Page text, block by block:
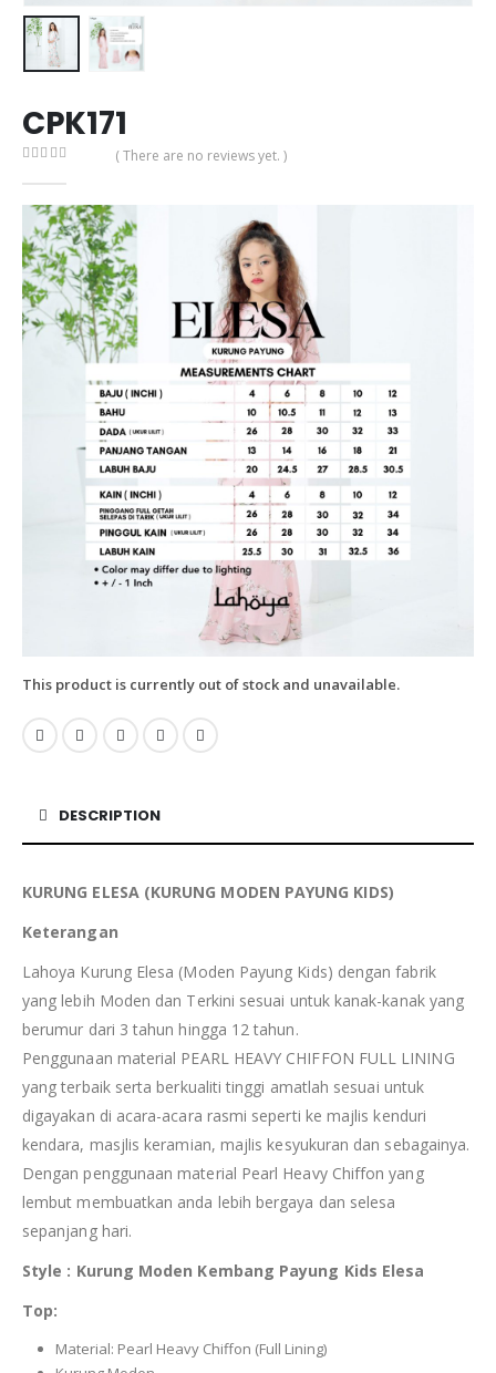
CPK171
( There are no reviews yet. )
This product is currently out of stock and unavailable.
DESCRIPTION
KURUNG ELESA (KURUNG MODEN PAYUNG KIDS)
Keterangan
Lahoya Kurung Elesa (Moden Payung Kids) dengan fabrik
yang lebih Moden dan Terkini sesuai untuk kanak-kanak yang
berumur dari 3 tahun hingga 12 tahun.
Penggunaan material PEARL HEAVY CHIFFON FULL LINING
yang terbaik serta berkualiti tinggi amatlah sesuai untuk
digayakan di acara-acara rasmi seperti ke majlis kenduri
kendara, masjlis keramian, majlis kesyukuran dan sebagainya.
Dengan penggunaan material Pearl Heavy Chiffon yang
lembut membuatkan anda lebih bergaya dan selesa
sepanjang hari.
Style : Kurung Moden Kembang Payung Kids Elesa
Top:
Material: Pearl Heavy Chiffon (Full Lining)